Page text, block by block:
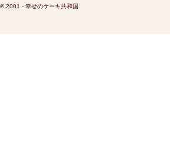
© 2001 - 幸せのケーキ共和国